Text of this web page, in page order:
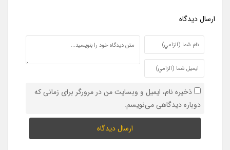
ارسال ديدگاه
ذخیره نام، ایمیل و وبسایت من در مرورگر برای زمانی که
دوباره دیدگاهی می‌نویسم.